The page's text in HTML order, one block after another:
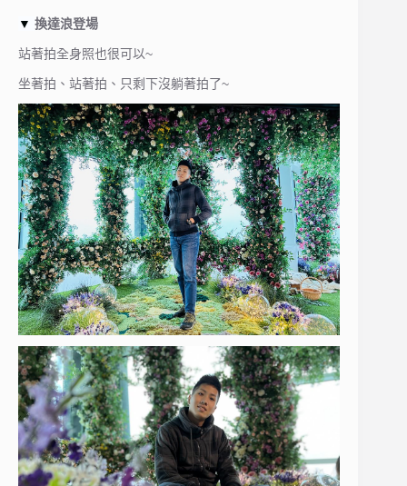
▼ 換達浪登場
站著拍全身照也很可以~
坐著拍、站著拍、只剩下沒躺著拍了~